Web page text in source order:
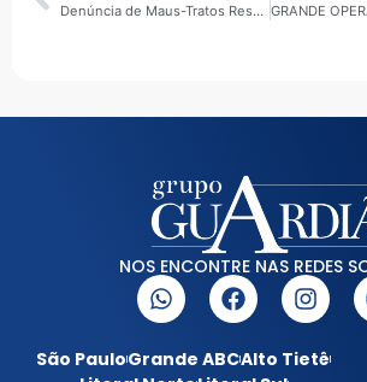
Denúncia de Maus-Tratos Resulta em Resgate de Animais em Condições Deploráveis na Vila São Pedro
NOS ENCONTRE NAS REDES
São PauloGrande ABCAlto Tietê